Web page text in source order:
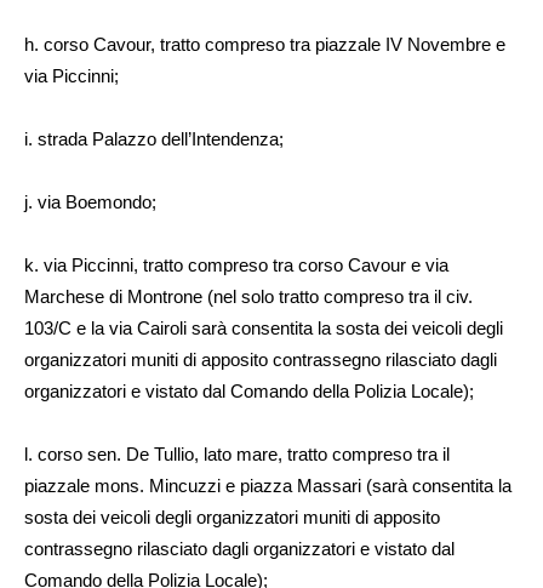
h. corso Cavour, tratto compreso tra piazzale IV Novembre e
via Piccinni;
i. strada Palazzo dell’Intendenza;
j. via Boemondo;
k. via Piccinni, tratto compreso tra corso Cavour e via
Marchese di Montrone (nel solo tratto compreso tra il civ.
103/C e la via Cairoli sarà consentita la sosta dei veicoli degli
organizzatori muniti di apposito contrassegno rilasciato dagli
organizzatori e vistato dal Comando della Polizia Locale);
l. corso sen. De Tullio, lato mare, tratto compreso tra il
piazzale mons. Mincuzzi e piazza Massari (sarà consentita la
sosta dei veicoli degli organizzatori muniti di apposito
contrassegno rilasciato dagli organizzatori e vistato dal
Comando della Polizia Locale);